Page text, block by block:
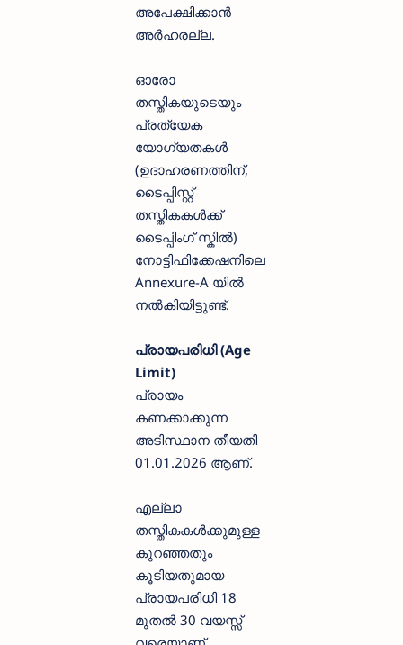
അപേക്ഷിക്കാൻ
അർഹരല്ല.
ഓരോ
തസ്തികയുടെയും
പ്രത്യേക
യോഗ്യതകൾ
(ഉദാഹരണത്തിന്,
ടൈപ്പിസ്റ്റ്
തസ്തികകൾക്ക്
ടൈപ്പിംഗ് സ്കിൽ)
നോട്ടിഫിക്കേഷനിലെ
Annexure-A യിൽ
നൽകിയിട്ടുണ്ട്.
പ്രായപരിധി (Age
Limit)
പ്രായം
കണക്കാക്കുന്ന
അടിസ്ഥാന തീയതി
01.01.2026 ആണ്.
എല്ലാ
തസ്തികകൾക്കുമുള്ള
കുറഞ്ഞതും
കൂടിയതുമായ
പ്രായപരിധി 18
മുതൽ 30 വയസ്സ്